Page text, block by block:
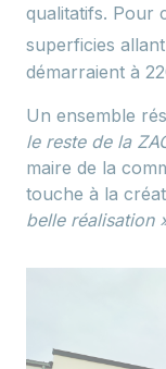
qualitatifs. Pour
superficies
démarraient à
Un ensemble
le reste de la
maire de la
touche à la
belle réalisation